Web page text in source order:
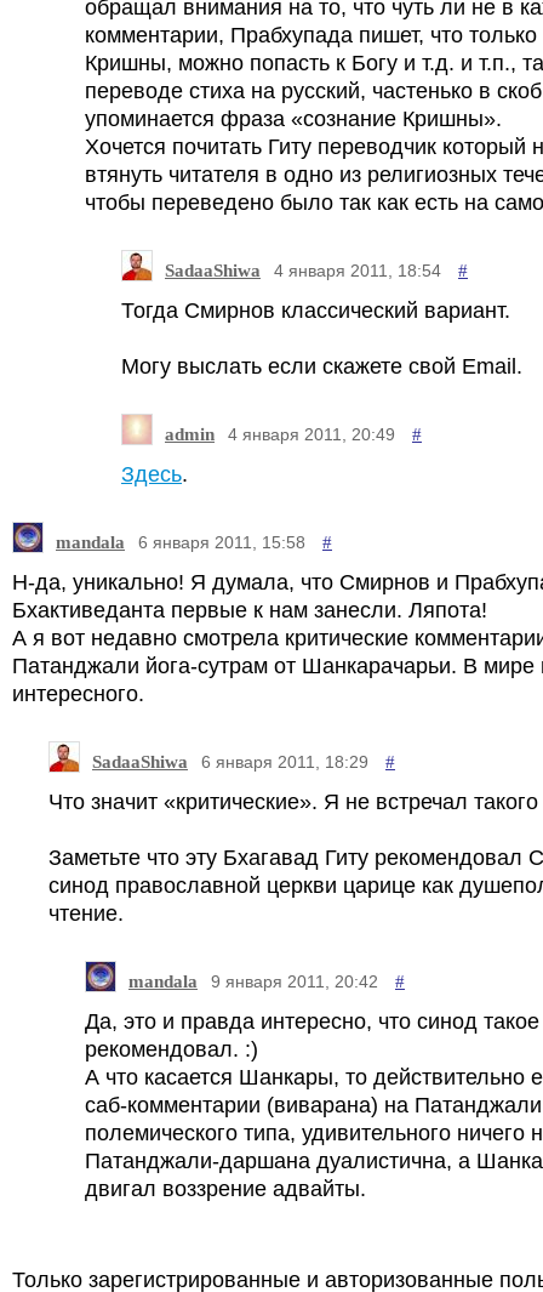
обращал внимания на то, что чуть ли не в
комментарии, Прабхупада пишет, что только
Кришны, можно попасть к Богу и т.д. и т.п.,
переводе стиха на русский, частенько в
упоминается фраза «сознание Кришны».
Хочется почитать Гиту переводчик который
втянуть читателя в одно из религиозных
чтобы переведено было так как есть на
SadaaShiwa 4 января 2011, 18:54 #
Тогда Смирнов классический вариант.
Могу выслать если скажете свой Email.
admin 4 января 2011, 20:49 #
Здесь.
mandala 6 января 2011, 15:58 #
Н-да, уникально! Я думала, что Смирнов и
Бхактиведанта первые к нам занесли. Ляпота!
А я вот недавно смотрела критические
Патанджали йога-сутрам от Шанкарачарьи. В мире
интересного.
SadaaShiwa 6 января 2011, 18:29 #
Что значит «критические». Я не встречал
Заметьте что эту Бхагавад Гиту рекомендовал
синод православной церкви царице как
чтение.
mandala 9 января 2011, 20:42 #
Да, это и правда интересно, что синод такое
рекомендовал. :)
А что касается Шанкары, то действительно
саб-комментарии (виварана) на
полемического типа, удивительного ничего
Патанджали-даршана дуалистична, а
двигал воззрение адвайты.
Только зарегистрированные и авторизованные